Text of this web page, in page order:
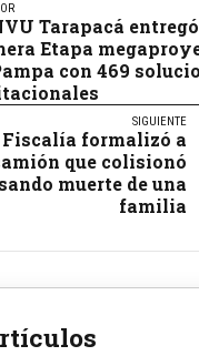
Tarapacá entregó
Etapa
con 469
SIGUIENTE
Fiscalía formalizó a
que colisionó
muerte de una
familia